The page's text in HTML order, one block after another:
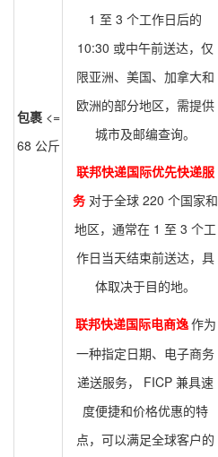
包裹<=
68 公斤
1 至 3 个工作日后的
10:30 或中午前送达，仅
限亚洲、美国、加拿大和
欧洲的部分地区，需提供
城市及邮编查询。
联邦快递国际优先快递服
务 对于全球 220 个国家和
地区，通常在 1 至 3 个工
作日当天结束前送达，具
体取决于目的地。
联邦快递国际电商逸作为
一种指定日期、电子商务
递送服务， FICP 兼具速
度便捷和价格优惠的特
点，可以满足全球客户的